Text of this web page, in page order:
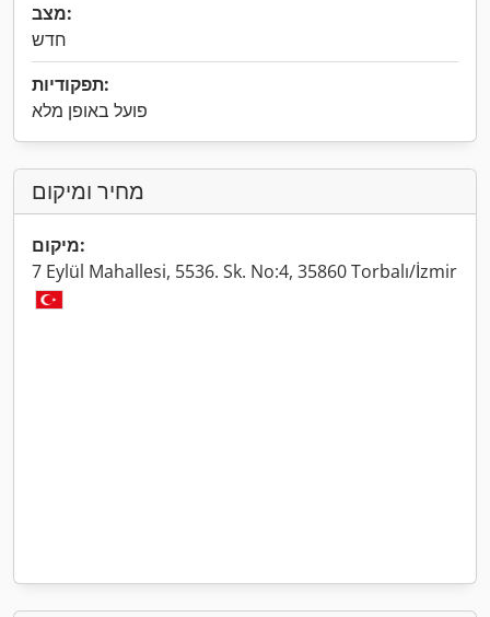
מצב:
חדש
תפקודיות:
פועל באופן מלא
מחיר ומיקום
מיקום:
7 Eylül Mahallesi, 5536. Sk. No:4, 35860 Torbalı/İzmir